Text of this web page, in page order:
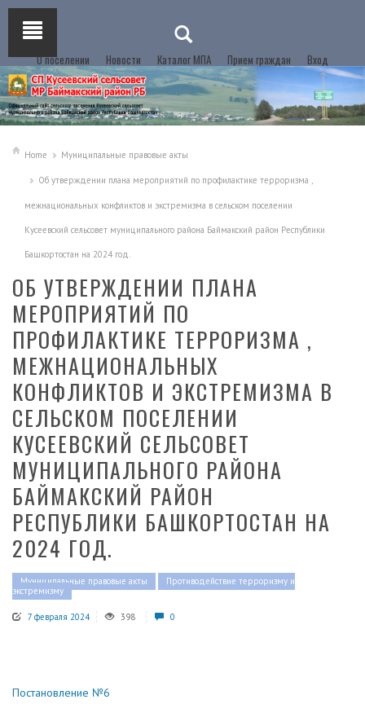
О поселении Новости Каталог МПА Прием граждан Вход
Home Муниципальные правовые акты
Об утверждении плана мероприятий по профилактике терроризма ,
межнациональных конфликтов и экстремизма в сельском поселении
Кусеевский сельсовет муниципального района Баймакский район Республики
Башкортостан на 2024 год.
ОБ УТВЕРЖДЕНИИ ПЛАНА
МЕРОПРИЯТИЙ ПО
ПРОФИЛАКТИКЕ ТЕРРОРИЗМА ,
МЕЖНАЦИОНАЛЬНЫХ
КОНФЛИКТОВ И ЭКСТРЕМИЗМА В
СЕЛЬСКОМ ПОСЕЛЕНИИ
КУСЕЕВСКИЙ СЕЛЬСОВЕТ
МУНИЦИПАЛЬНОГО РАЙОНА
БАЙМАКСКИЙ РАЙОН
РЕСПУБЛИКИ БАШКОРТОСТАН НА
2024 ГОД.
Муниципальные правовые акты
Противодействие терроризму и
экстремизму
7 февраля 2024 398 0
Постановление №6